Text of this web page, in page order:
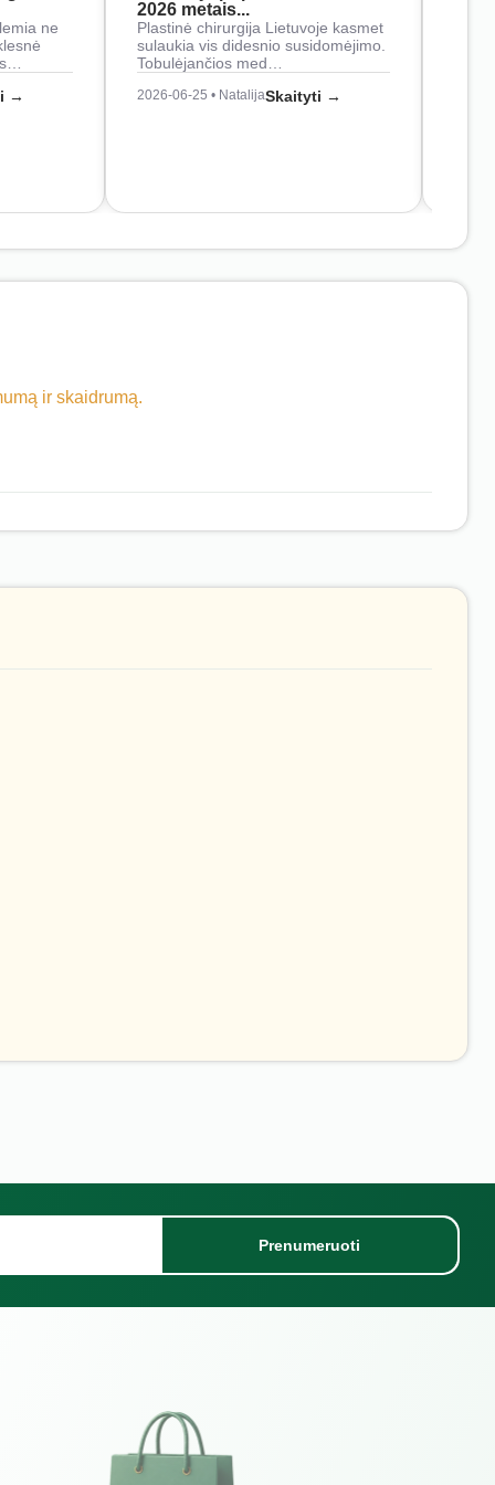
ne
→
2026 metais...
Plastinė chirurgija Lietuvoje kasmet
sulaukia vis didesnio susidomėjimo.
Tobulėjančios med…
2026-06-25 • NatalijaSkaityti →
ir skaidrumą.
Prenumeruoti